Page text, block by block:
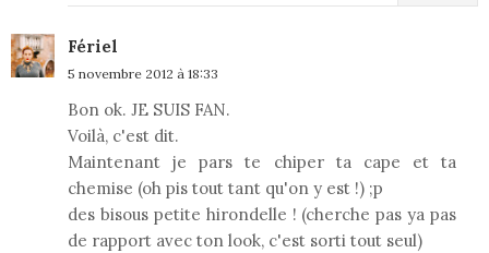
Fériel
5 novembre 2012 à 18:33
Bon ok. JE SUIS FAN.
Voilà, c'est dit.
Maintenant je pars te chiper ta cape et ta
chemise (oh pis tout tant qu'on y est !) ;p
des bisous petite hirondelle ! (cherche pas ya pas
de rapport avec ton look, c'est sorti tout seul)